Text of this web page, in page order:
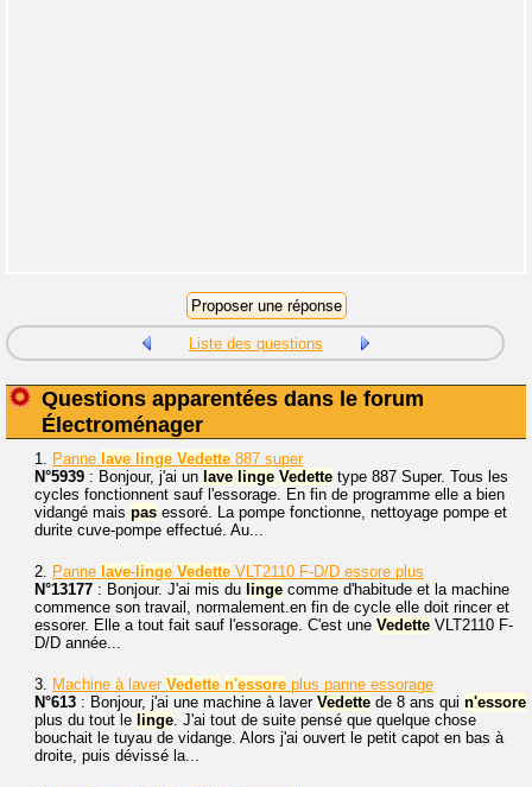
Liste des questions
Questions apparentées dans le forum
Électroménager
1. Panne lave linge Vedette 887 super
N°5939 : Bonjour, j'ai un lave linge Vedette type 887 Super. Tous les
cycles fonctionnent sauf l'essorage. En fin de programme elle a bien
vidangé mais pas essoré. La pompe fonctionne, nettoyage pompe et
durite cuve-pompe effectué. Au...
2. Panne lave- linge Vedette VLT2110 F-D/D essore plus
N°13177 : Bonjour. J'ai mis du linge comme d'habitude et la machine
commence son travail, normalement.en fin de cycle elle doit rincer et
essorer. Elle a tout fait sauf l'essorage. C'est une Vedette VLT2110 F-
D/D année...
3. Machine à laver Vedette n'essore plus panne essorage
N°613 : Bonjour, j'ai une machine à laver Vedette de 8 ans qui n'essore
plus du tout le linge. J'ai tout de suite pensé que quelque chose
bouchait le tuyau de vidange. Alors j'ai ouvert le petit capot en bas à
droite, puis dévissé la...